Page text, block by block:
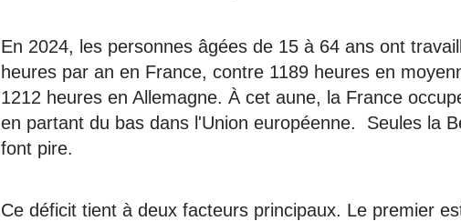
En 2024, les personnes âgées de 15 à 64 ans ont
heures par an en France, contre 1189 heures en
1212 heures en Allemagne. À cet aune, la France
en partant du bas dans l'Union européenne. Seules la
font pire.
Ce déficit tient à deux facteurs principaux. Le premier